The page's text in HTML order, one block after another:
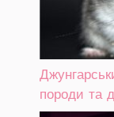
породи та